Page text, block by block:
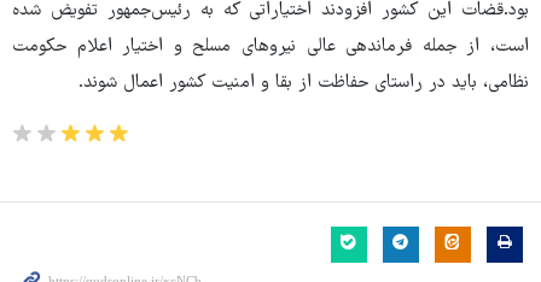
بود.قضات این کشور افزودند اختیاراتی که به رئیس‌جمهور تفویض شده
است، از جمله فرماندهی عالی نیروهای مسلح و اختیار اعلام حکومت
نظامی، باید در راستای حفاظت از بقا و امنیت کشور اعمال شوند.